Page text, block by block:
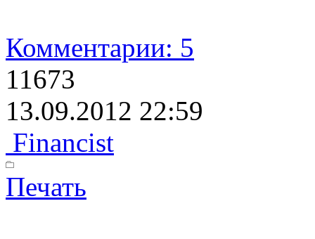
Комментарии: 5
11673
13.09.2012 22:59
Financist
Печать